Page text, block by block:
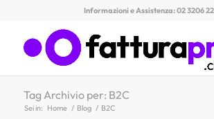
Informazioni e Assistenza: 02 3206
Tag Archivio per: B2C
Sei in: Home / Blog / B2C